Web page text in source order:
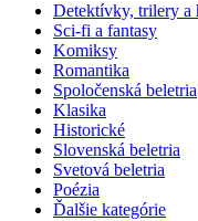
Detektívky, trilery a
Sci-fi a fantasy
Komiksy
Romantika
Spoločenská beletria
Klasika
Historické
Slovenská beletria
Svetová beletria
Poézia
Ďalšie kategórie